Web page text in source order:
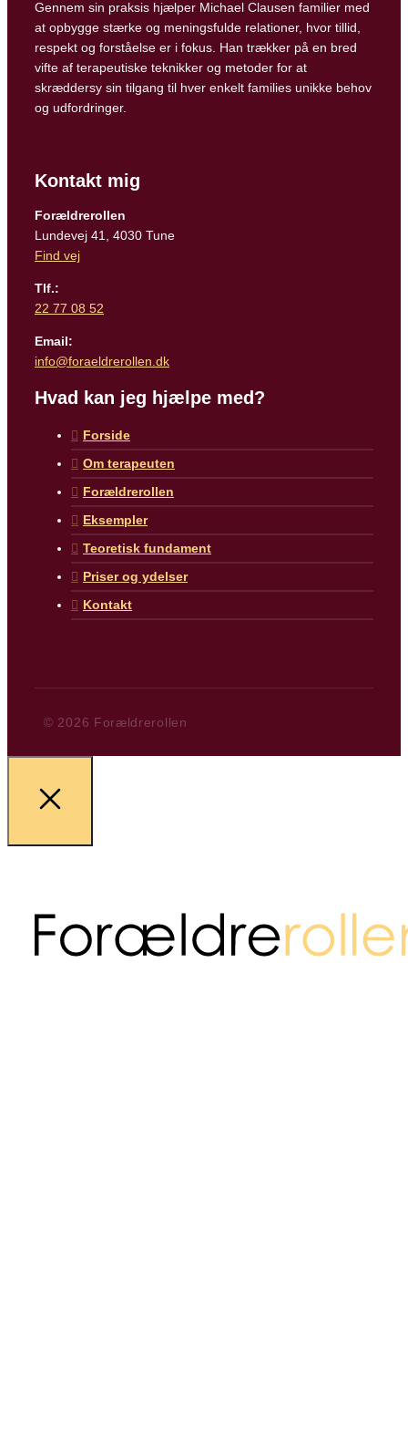
Gennem sin praksis hjælper Michael Clausen familier med
at opbygge stærke og meningsfulde relationer, hvor tillid,
respekt og forståelse er i fokus. Han trækker på en bred
vifte af terapeutiske teknikker og metoder for at
skræddersy sin tilgang til hver enkelt families unikke behov
og udfordringer.
Kontakt mig
Forældrerollen
Lundevej 41, 4030 Tune
Find vej
Tlf.:
22 77 08 52
Email:
info@foraeldrerollen.dk
Hvad kan jeg hjælpe med?
Forside
Om terapeuten
Forældrerollen
Eksempler
Teoretisk fundament
Priser og ydelser
Kontakt
© 2026 Forældrerollen